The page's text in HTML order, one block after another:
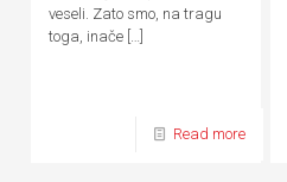
veseli. Zato smo, na tragu
toga, inače […]
Read more